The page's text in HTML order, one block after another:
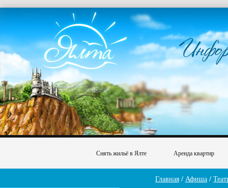
Снять жильё в Ялте Аренда квартир
Главная / Афиша /